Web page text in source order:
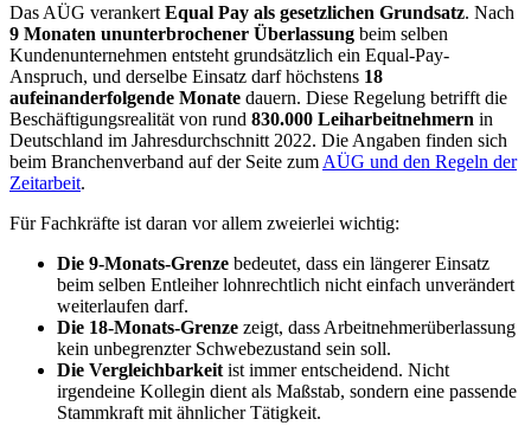
Das AÜG verankert Equal Pay als gesetzlichen Grundsatz. Nach
9 Monaten ununterbrochener Überlassung beim selben
Kundenunternehmen entsteht grundsätzlich ein Equal-Pay-
Anspruch, und derselbe Einsatz darf höchstens 18
aufeinanderfolgende Monate dauern. Diese Regelung betrifft die
Beschäftigungsrealität von rund 830.000 Leiharbeitnehmern in
Deutschland im Jahresdurchschnitt 2022. Die Angaben finden sich
beim Branchenverband auf der Seite zum AÜG und den Regeln der
Zeitarbeit.
Für Fachkräfte ist daran vor allem zweierlei wichtig:
Die 9-Monats-Grenze bedeutet, dass ein längerer Einsatz
beim selben Entleiher lohnrechtlich nicht einfach unverändert
weiterlaufen darf.
Die 18-Monats-Grenze zeigt, dass Arbeitnehmerüberlassung
kein unbegrenzter Schwebezustand sein soll.
Die Vergleichbarkeit ist immer entscheidend. Nicht
irgendeine Kollegin dient als Maßstab, sondern eine passende
Stammkraft mit ähnlicher Tätigkeit.